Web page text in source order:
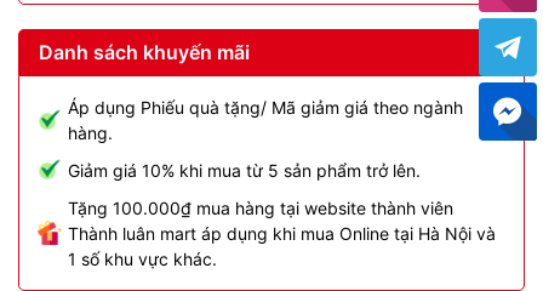
Danh sách khuyến mãi
Áp dụng Phiếu quà tặng/ Mã giảm giá theo ngành
hàng.
Giảm giá 10% khi mua từ 5 sản phẩm trở lên.
Tặng 100.000₫ mua hàng tại website thành viên
Thành luân mart áp dụng khi mua Online tại Hà Nội và
1 số khu vực khác.